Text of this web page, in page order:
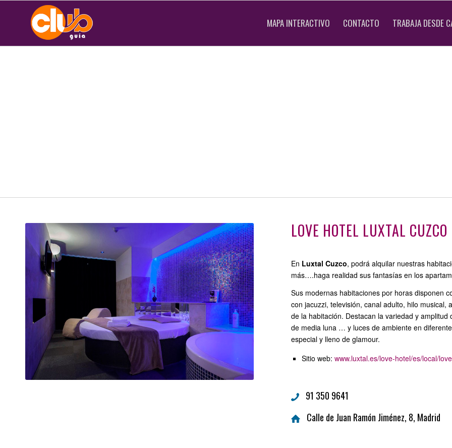
MAPA INTERACTIVO CONTACTO TRABAJA DESDE
LOVE HOTEL LUXTAL CUZCO
En Luxtal Cuzco, podrá alquilar nuestras
más….haga realidad sus fantasías en los
Sus modernas habitaciones por horas disponen
con jacuzzi, televisión, canal adulto, hilo
de la habitación. Destacan la variedad y
de media luna … y luces de ambiente en
especial y lleno de glamour.
Sitio web:www.luxtal.es/love-hotel/es/local/
91 350 9641
Calle de Juan Ramón Jiménez, 8, Madrid